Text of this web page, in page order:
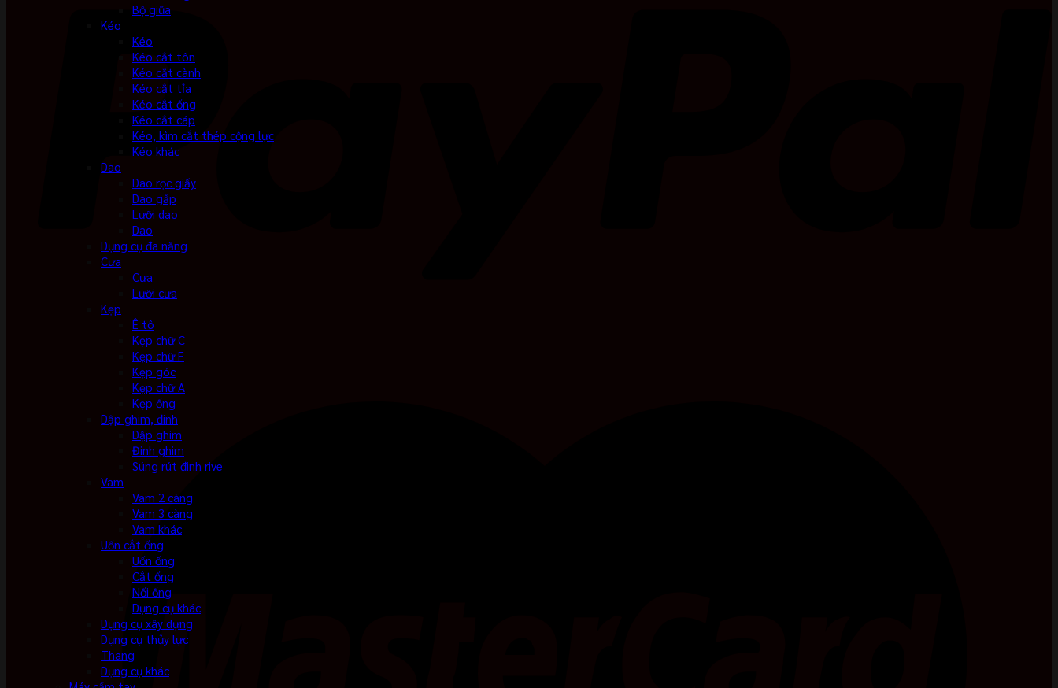
Bộ giũa
Kéo
Kéo
Kéo cắt tôn
Kéo cắt cành
Kéo cắt tỉa
Kéo cắt ống
Kéo cắt cáp
Kéo, kìm cắt thép cộng lực
Kéo khác
Dao
Dao rọc giấy
Dao gấp
Lưỡi dao
Dao
Dụng cụ đa năng
Cưa
Cưa
Lưỡi cưa
Kẹp
Ê tô
Kẹp chữ C
Kẹp chữ F
Kẹp góc
Kẹp chữ A
Kẹp ống
Dập ghim, đinh
Dập ghim
Đinh ghim
Súng rút đinh rive
Vam
Vam 2 càng
Vam 3 càng
Vam khác
Uốn cắt ống
Uốn ống
Cắt ống
Nối ống
Dụng cụ khác
Dụng cụ xây dựng
Dụng cụ thủy lực
Thang
Dụng cụ khác